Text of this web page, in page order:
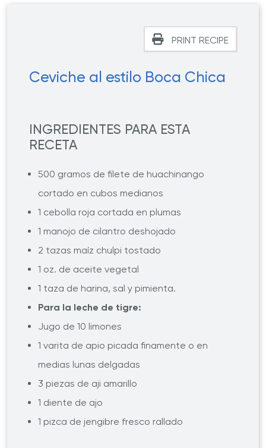
PRINT RECIPE
Ceviche al estilo Boca Chica
INGREDIENTES PARA ESTA
RECETA
500 gramos de filete de huachinango
cortado en cubos medianos
1 cebolla roja cortada en plumas
1 manojo de cilantro deshojado
2 tazas maíz chulpi tostado
1 oz. de aceite vegetal
1 taza de harina, sal y pimienta.
Para la leche de tigre:
Jugo de 10 limones
1 varita de apio picada finamente o en
medias lunas delgadas
3 piezas de aji amarillo
1 diente de ajo
1 pizca de jengibre fresco rallado